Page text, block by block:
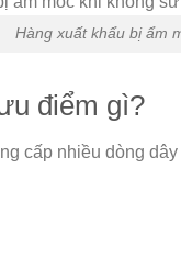
Hàng xuất khẩu bị ẩm
điểm gì?
cấp nhiều dòng